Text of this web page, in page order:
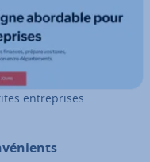
en­tre­prises.